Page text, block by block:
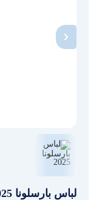
لباس بارسلونا 2025